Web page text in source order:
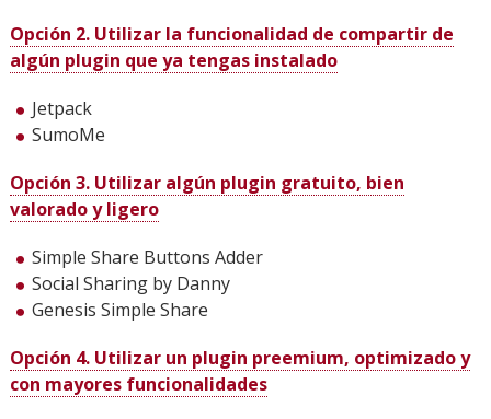
Opción 2. Utilizar la funcionalidad de compartir de
algún plugin que ya tengas instalado
Jetpack
SumoMe
Opción 3. Utilizar algún plugin gratuito, bien
valorado y ligero
Simple Share Buttons Adder
Social Sharing by Danny
Genesis Simple Share
Opción 4. Utilizar un plugin preemium, optimizado y
con mayores funcionalidades